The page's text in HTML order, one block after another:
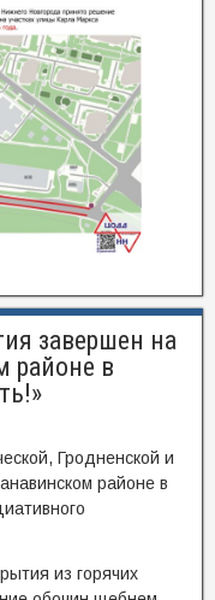
завершен на
районе в
Гродненской и
районе в
из горячих